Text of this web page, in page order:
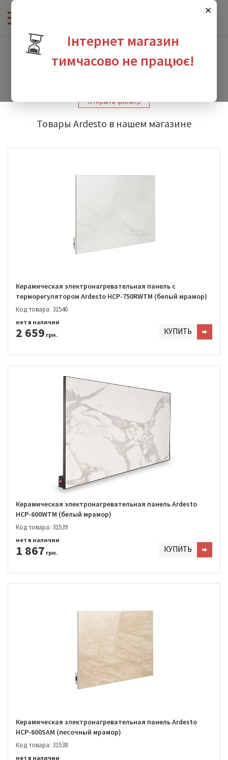
×
⏳
Інтернет магазин
тимчасово не працює!
Интернет-магазин сантехники Производители Ardesto
Открыть фильтр
Товары Ardesto в нашем магазине
Керамическая электронагревательная панель с
терморегулятором Ardesto HCP-750RWTM (белый мрамор)
Код товара: 31540
2 659 грн.
нет в наличии
КУПИТЬ
Керамическая электронагревательная панель Ardesto
HCP-600WTM (белый мрамор)
Код товара: 31539
1 867 грн.
нет в наличии
КУПИТЬ
Керамическая электронагревательная панель Ardesto
HCP-600SAM (песочный мрамор)
Код товара: 31538
нет в наличии